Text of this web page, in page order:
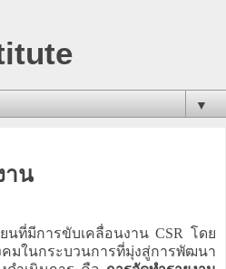
▼
าน
นที่มีการขับเคลื่อนงาน CSR โดย
มในกระบวนการที่มุ่งสู่การพัฒนา